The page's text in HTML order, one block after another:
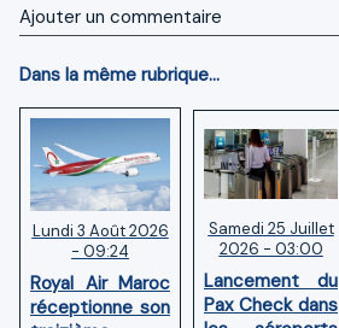
Ajouter un commentaire
Dans la même rubrique...
Lundi 3 Août 2026
- 09:24
Royal Air Maroc
réceptionne son
Samedi 25 Juillet
2026 - 03:00
Lancement du
Pax Check dans